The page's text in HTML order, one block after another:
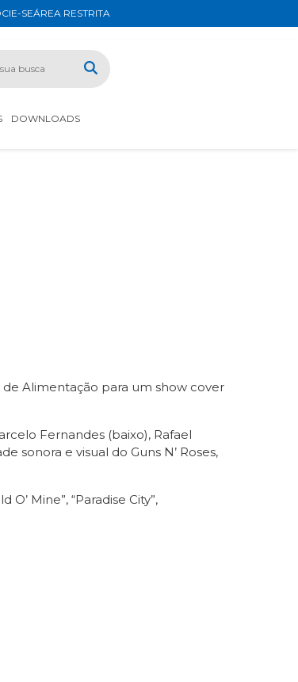
SEÁREA RESTRITA
DOWNLOADS
de Alimentação para um show cover
Fernandes (baixo), Rafael
sonora e visual do Guns N’ Roses,
Mine”, “Paradise City”,